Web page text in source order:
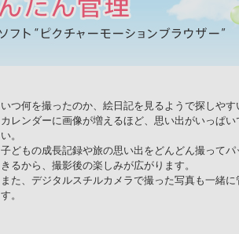
いつ何を撮ったのか、絵日記を見るようで探しやす
カレンダーに画像が増えるほど、思い出がいっぱい
い。
子どもの成長記録や旅の思い出をどんどん撮ってパ
きるから、撮影後の楽しみが広がります。
また、デジタルスチルカメラで撮った写真も一緒に
す。